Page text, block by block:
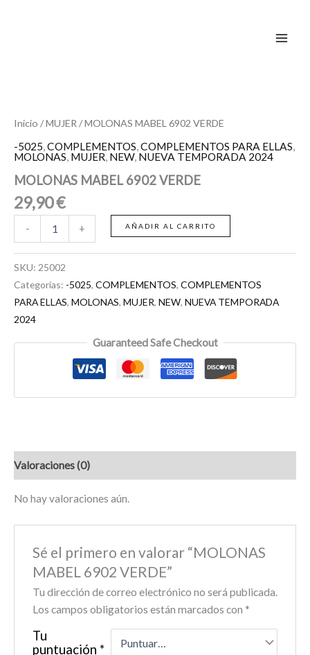
Inicio /MUJER / MOLONAS MABEL 6902 VERDE
-5025,COMPLEMENTOS,COMPLEMENTOS PARA ELLAS,
MOLONAS, MUJER, NEW, NUEVA TEMPORADA 2024
MOLONAS MABEL 6902 VERDE
29,90€
-
VERDE
+ AÑADIR AL CARRITO
SKU: 25002
Categorías: -5025, COMPLEMENTOS, COMPLEMENTOS
PARA ELLAS, MOLONAS, MUJER, NEW, NUEVA TEMPORADA
2024
Guaranteed Safe Checkout
Valoraciones (0)
No hay valoraciones aún.
Sé el primero en valorar “MOLONAS
MABEL 6902 VERDE”
Tu dirección de correo electrónico no será publicada.
Los campos obligatorios están marcados con *
Tu
puntuación *